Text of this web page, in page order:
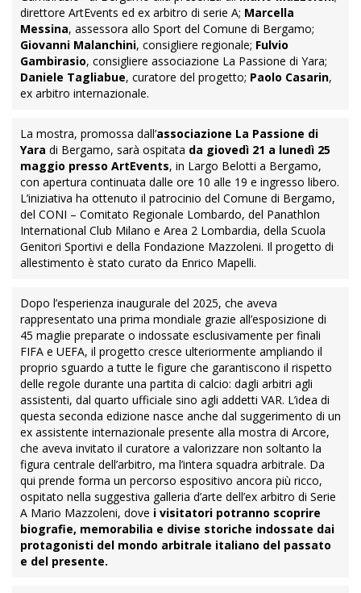
direttore ArtEvents ed ex arbitro di serie A; Marcella
Messina, assessora allo Sport del Comune di Bergamo;
Giovanni Malanchini, consigliere regionale; Fulvio
Gambirasio, consigliere associazione La Passione di Yara;
Daniele Tagliabue, curatore del progetto; Paolo Casarin,
ex arbitro internazionale.
La mostra, promossa dall’associazione La Passione di
Yara di Bergamo, sarà ospitata da giovedì 21 a lunedì 25
maggio presso ArtEvents, in Largo Belotti a Bergamo,
con apertura continuata dalle ore 10 alle 19 e ingresso libero.
L’iniziativa ha ottenuto il patrocinio del Comune di Bergamo,
del CONI – Comitato Regionale Lombardo, del Panathlon
International Club Milano e Area 2 Lombardia, della Scuola
Genitori Sportivi e della Fondazione Mazzoleni. Il progetto di
allestimento è stato curato da Enrico Mapelli.
Dopo l’esperienza inaugurale del 2025, che aveva
rappresentato una prima mondiale grazie all’esposizione di
45 maglie preparate o indossate esclusivamente per finali
FIFA e UEFA, il progetto cresce ulteriormente ampliando il
proprio sguardo a tutte le figure che garantiscono il rispetto
delle regole durante una partita di calcio: dagli arbitri agli
assistenti, dal quarto ufficiale sino agli addetti VAR. L’idea di
questa seconda edizione nasce anche dal suggerimento di un
ex assistente internazionale presente alla mostra di Arcore,
che aveva invitato il curatore a valorizzare non soltanto la
figura centrale dell’arbitro, ma l’intera squadra arbitrale. Da
qui prende forma un percorso espositivo ancora più ricco,
ospitato nella suggestiva galleria d’arte dell’ex arbitro di Serie
A Mario Mazzoleni, dove i visitatori potranno scoprire
biografie, memorabilia e divise storiche indossate dai
protagonisti del mondo arbitrale italiano del passato
e del presente.